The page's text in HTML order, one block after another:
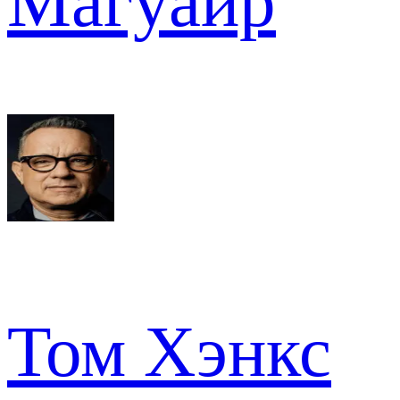
Том Хэнкс